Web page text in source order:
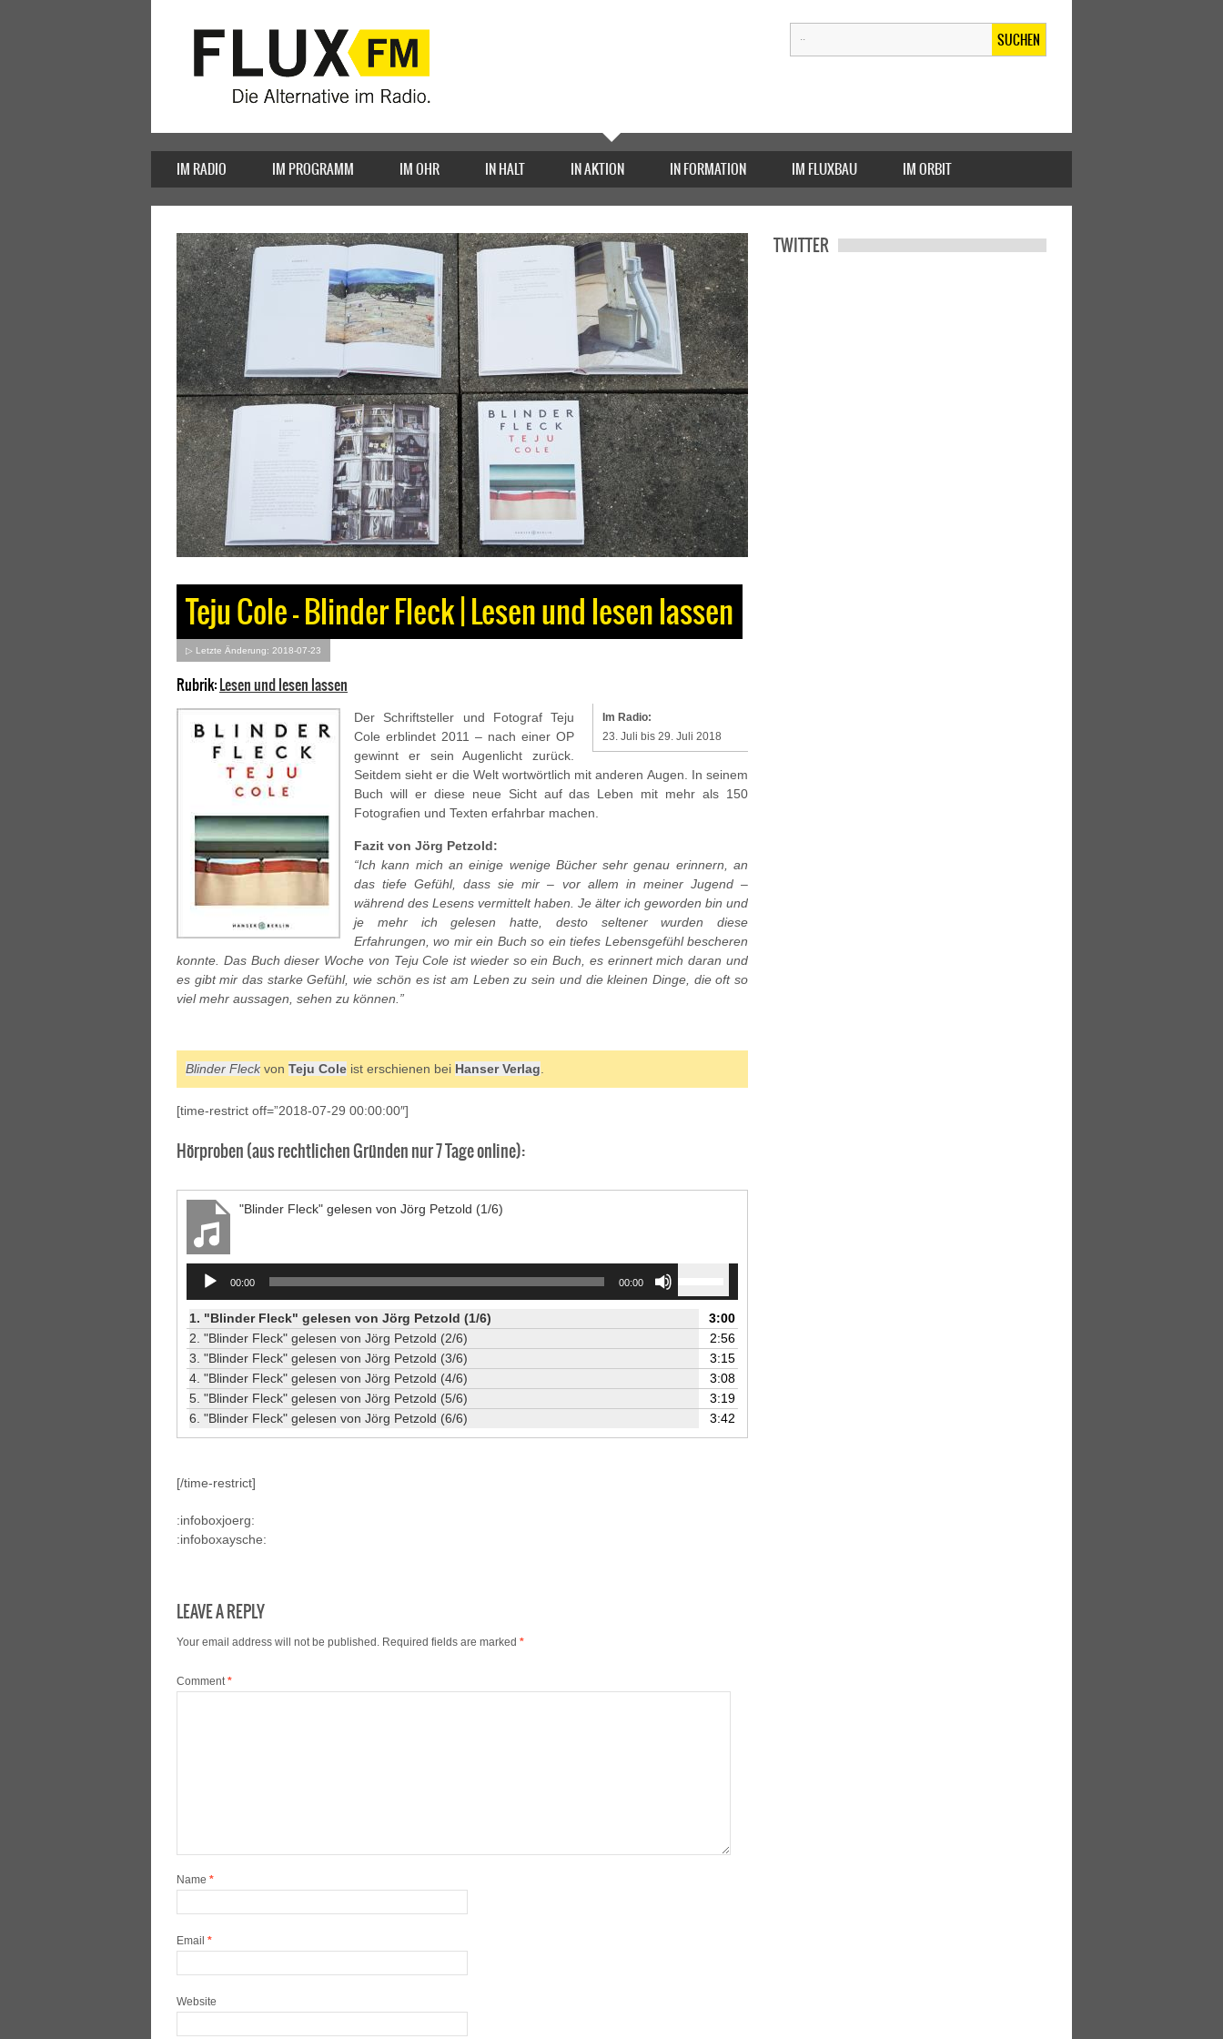
SUCHEN
IM RADIO IM PROGRAMM IM OHR IN HALT IN AKTION IN FORMATION IM FLUXBAU IM ORBIT
Teju Cole – Blinder Fleck | Lesen und lesen lassen
▷ Letzte Änderung: 2018-07-23
Rubrik:Lesen und lesen lassen
Im Radio:
23. Juli bis 29. Juli 2018
Der Schriftsteller und Fotograf Teju
Cole erblindet 2011 – nach einer OP
gewinnt er sein Augenlicht zurück.
Seitdem sieht er die Welt wortwörtlich mit anderen Augen. In seinem
Buch will er diese neue Sicht auf das Leben mit mehr als 150
Fotografien und Texten erfahrbar machen.
Fazit von Jörg Petzold:
“Ich kann mich an einige wenige Bücher sehr genau erinnern, an
das tiefe Gefühl, dass sie mir – vor allem in meiner Jugend –
während des Lesens vermittelt haben. Je älter ich geworden bin und
je mehr ich gelesen hatte, desto seltener wurden diese
Erfahrungen, wo mir ein Buch so ein tiefes Lebensgefühl bescheren
konnte. Das Buch dieser Woche von Teju Cole ist wieder so ein Buch, es erinnert mich daran und
es gibt mir das starke Gefühl, wie schön es ist am Leben zu sein und die kleinen Dinge, die oft so
viel mehr aussagen, sehen zu können.”
Blinder Fleckvon Teju Cole ist erschienen bei Hanser Verlag
[time-restrict off=”2018-07-29 00:00:00″]
Hörproben (aus rechtlichen Gründen nur 7 Tage online):
"Blinder Fleck" gelesen von Jörg Petzold (1/6)
Audio
Player
00:00 00:00
keys
to
increase
or
decrease
volume.
1. "Blinder Fleck" gelesen von Jörg Petzold (1/6)
3:00
2. "Blinder Fleck" gelesen von Jörg Petzold (2/6)
2:56
3. "Blinder Fleck" gelesen von Jörg Petzold (3/6)
3:15
4. "Blinder Fleck" gelesen von Jörg Petzold (4/6)
3:08
5. "Blinder Fleck" gelesen von Jörg Petzold (5/6)
3:19
6. "Blinder Fleck" gelesen von Jörg Petzold (6/6)
3:42
[/time-restrict]
:infoboxjoerg:
:infoboxaysche:
LEAVE A REPLY
Your email address will not be published. Required fields are marked *
Comment*
Name *
Email *
Website
TWITTER